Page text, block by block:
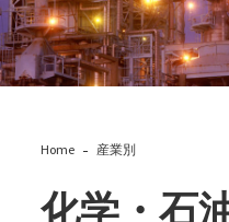
Home 産業別
化学・石